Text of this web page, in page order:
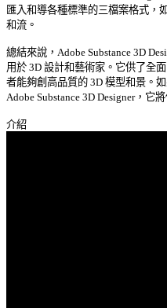
匯入和導各種標準的三檔案格式，
和流。
總結來說，Adobe Substance 3D
用於 3D 設計和藝術家。它供了全
者能夠創高品質的 3D 模型和景。
Adobe Substance 3D Designer，它